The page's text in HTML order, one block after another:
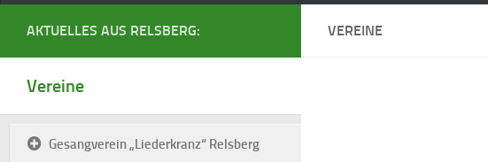
VEREINE
AKTUELLES AUS RELSBERG:
Vereine
Gesangverein „Liederkranz“ Relsberg